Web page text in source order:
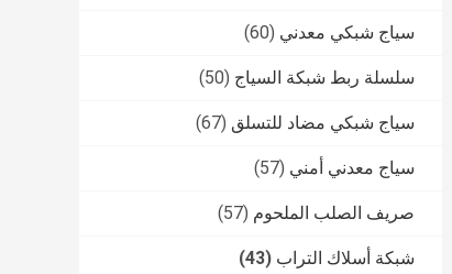
سياج شبكي معدني (60)
سلسلة ربط شبكة السياج (50)
سياج شبكي مضاد للتسلق (67)
سياج معدني أمني (57)
صريف الصلب الملحوم (57)
شبكة أسلاك التراب (43)